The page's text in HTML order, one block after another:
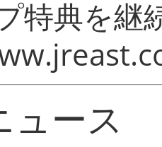
特典を継
ュース